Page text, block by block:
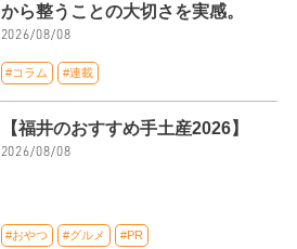
から整うことの大切さを実感。
2026/08/08
#コラム #連載
【福井のおすすめ手土産2026】
2026/08/08
#おやつ #グルメ #PR